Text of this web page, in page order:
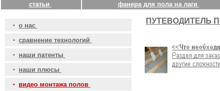
статьи фанера для пола на лаги
• о нас
• сравнение технологий
• наши патенты
• наши плюсы
• видео монтажа полов
ПУТЕВОДИТЕЛЬ